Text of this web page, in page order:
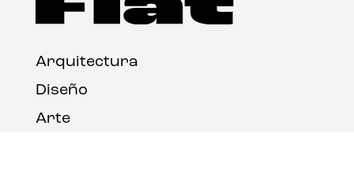
Arquitectura
Diseño
Arte